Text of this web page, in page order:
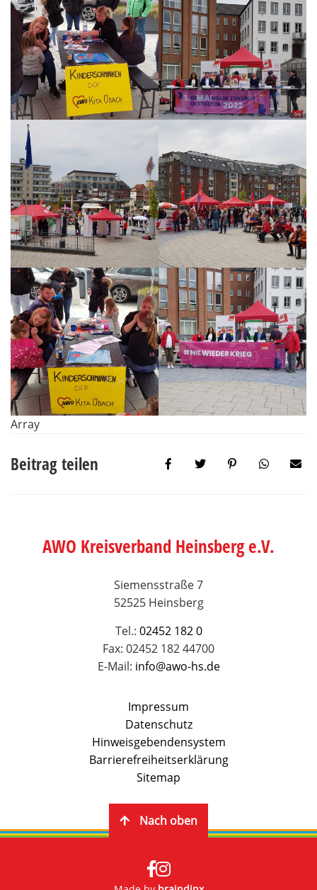
Array
Beitrag teilen
AWO Kreisverband Heinsberg e.V.
Siemensstraße 7
52525 Heinsberg
Tel.: 02452 182 0
Fax: 02452 182 44700
E-Mail: info@awo-hs.de
Impressum
Datenschutz
Hinweisgebendensystem
Barrierefreiheitserklärung
Sitemap
Nach oben